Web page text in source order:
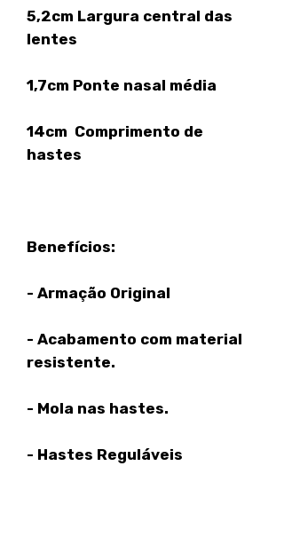
5,2cm Largura central das
lentes
1,7cm Ponte nasal média
14cm Comprimento de
hastes
Benefícios:
- Armação Original
- Acabamento com material
resistente.
- Mola nas hastes.
- Hastes Reguláveis